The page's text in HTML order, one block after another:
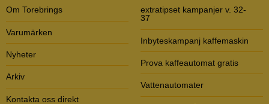
Om Torebrings
Varumärken
Nyheter
Arkiv
Kontakta oss direkt
extratipset kampanjer v. 32-
37
Inbyteskampanj kaffemaskin
Prova kaffeautomat gratis
Vattenautomater